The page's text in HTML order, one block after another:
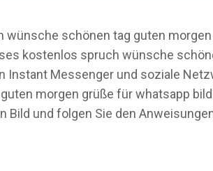
wünsche schönen tag guten
kostenlos spruch wünsche
Instant Messenger und soziale
morgen grüße für whatsapp
Bild und folgen Sie den